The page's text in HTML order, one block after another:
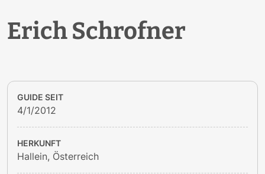
Erich Schrofner
GUIDE SEIT
4/1/2012
HERKUNFT
Hallein, Österreich